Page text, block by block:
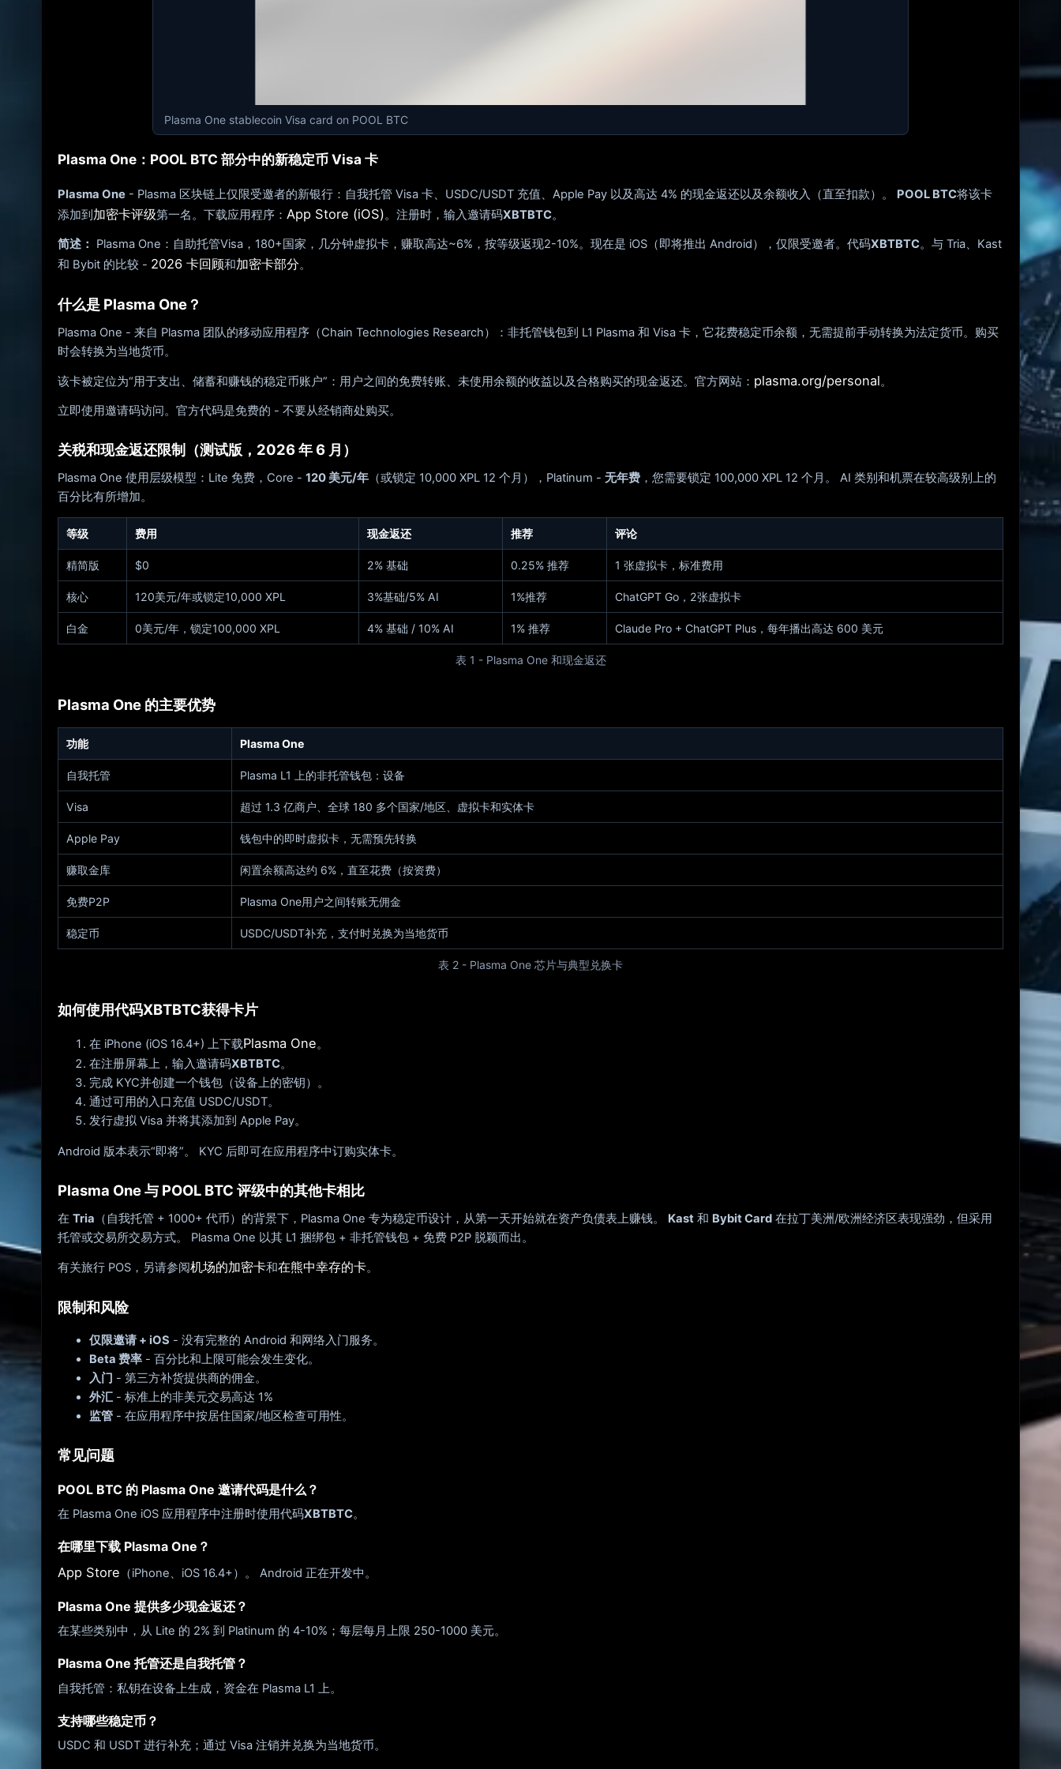
Plasma One stablecoin Visa card on POOL BTC
Plasma One：POOL BTC 部分中的新稳定币 Visa 卡
Plasma One - Plasma 区块链上仅限受邀者的新银行：自我托管 Visa 卡、USDC/USDT 充值、Apple Pay 以及高达 4% 的现金返还以及余额收入（直至扣款）。 POOL BTC将该卡
添加到 加密卡评级第一名。下载应用程序： App Store (iOS)。注册时，输入邀请码XBTBTC。
简述： Plasma One：自助托管Visa，180+国家，几分钟虚拟卡，赚取高达~6%，按等级返现2-10%。现在是 iOS（即将推出 Android），仅限受邀者。代码XBTBTC。与 Tria、Kast
和 Bybit 的比较 - 2026 卡回顾和加密卡部分。
什么是 Plasma One？
Plasma One - 来自 Plasma 团队的移动应用程序（Chain Technologies Research）：非托管钱包到 L1 Plasma 和 Visa 卡，它花费稳定币余额，无需提前手动转换为法定货币。购买
时会转换为当地货币。
该卡被定位为“用于支出、储蓄和赚钱的稳定币账户”：用户之间的免费转账、未使用余额的收益以及合格购买的现金返还。官方网站： plasma.org/personal。
立即使用邀请码访问。官方代码是免费的 - 不要从经销商处购买。
关税和现金返还限制（测试版，2026 年 6 月）
Plasma One 使用层级模型：Lite 免费，Core - 120 美元/年 （或锁定 10,000 XPL 12 个月），Platinum - 无年费 ，您需要锁定 100,000 XPL 12 个月。 AI 类别和机票在较高级别上的
百分比有所增加。
表 1 - Plasma One 和现金返还
等级 费用 现金返还 推荐 评论
精简版 $0 2% 基础 0.25% 推荐 1 张虚拟卡，标准费用
核心 120美元/年或锁定10,000 XPL 3%基础/5% AI 1%推荐 ChatGPT Go，2张虚拟卡
白金 0美元/年，锁定100,000 XPL 4% 基础 / 10% AI 1% 推荐 Claude Pro + ChatGPT Plus，每年播出高达 600 美元
Plasma One 的主要优势
表 2 - Plasma One 芯片与典型兑换卡
功能 Plasma One
自我托管 Plasma L1 上的非托管钱包：设备
Visa 超过 1.3 亿商户、全球 180 多个国家/地区、虚拟卡和实体卡
Apple Pay 钱包中的即时虚拟卡，无需预先转换
赚取金库 闲置余额高达约 6%，直至花费（按资费）
免费P2P Plasma One用户之间转账无佣金
稳定币 USDC/USDT补充，支付时兑换为当地货币
如何使用代码XBTBTC获得卡片
在 iPhone (iOS 16.4+) 上下载Plasma One。
在注册屏幕上，输入邀请码XBTBTC。
完成 KYC并创建一个钱包（设备上的密钥）。
通过可用的入口充值 USDC/USDT。
发行虚拟 Visa 并将其添加到 Apple Pay。
Android 版本表示“即将”。 KYC 后即可在应用程序中订购实体卡。
Plasma One 与 POOL BTC 评级中的其他卡相比
在 Tria （自我托管 + 1000+ 代币）的背景下，Plasma One 专为稳定币设计，从第一天开始就在资产负债表上赚钱。 Kast 和 Bybit Card 在拉丁美洲/欧洲经济区表现强劲，但采用
托管或交易所交易方式。 Plasma One 以其 L1 捆绑包 + 非托管钱包 + 免费 P2P 脱颖而出。
有关旅行 POS，另请参阅机场的加密卡和在熊中幸存的卡。
限制和风险
仅限邀请 + iOS - 没有完整的 Android 和网络入门服务。
Beta 费率 - 百分比和上限可能会发生变化。
入门 - 第三方补货提供商的佣金。
外汇 - 标准上的非美元交易高达 1%
监管 - 在应用程序中按居住国家/地区检查可用性。
常见问题
POOL BTC 的 Plasma One 邀请代码是什么？
在 Plasma One iOS 应用程序中注册时使用代码XBTBTC。
在哪里下载 Plasma One？
App Store （iPhone、iOS 16.4+）。 Android 正在开发中。
Plasma One 提供多少现金返还？
在某些类别中，从 Lite 的 2% 到 Platinum 的 4-10%；每层每月上限 250-1000 美元。
Plasma One 托管还是自我托管？
自我托管：私钥在设备上生成，资金在 Plasma L1 上。
支持哪些稳定币？
USDC 和 USDT 进行补充；通过 Visa 注销并兑换为当地货币。